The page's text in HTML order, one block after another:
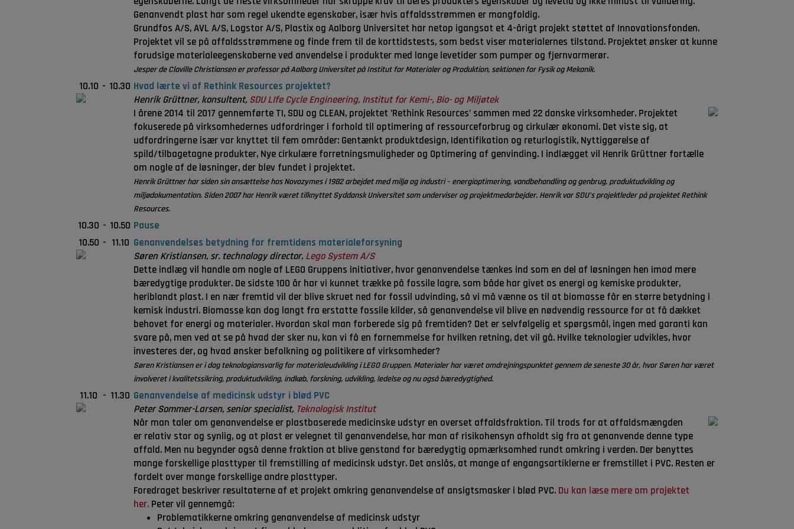
Genanvendt plast har som regel ukendte egenskaber, især hvis affaldsstrømmen er mangfoldig.
Grundfos A/S, AVL A/S, Logstor A/S, Plastix og Aalborg Universitet har netop igangsat et 4-årigt projekt støttet af Innovationsfonden.
Projektet vil se på affaldsstrømmene og finde frem til de korttidstests, som bedst viser materialernes tilstand. Projektet ønsker at kunne
forudsige materialeegenskaberne ved anvendelse i produkter med lange levetider som pumper og fjernvarmerør.
Jesper de Claville Christiansen er professor på Aalborg Universitet på Institut for Materialer og Produktion, sektionen for Fysik og Mekanik.
10.10 - 10.30 Hvad lærte vi af Rethink Resources projektet?
Henrik Grüttner, konsultent, SDU LIfe Cycle Engineering, Institut for Kemi-, Bio- og Miljøtek
I årene 2014 til 2017 gennemførte TI, SDU og CLEAN, projektet ’Rethink Resources’ sammen med 22 danske virksomheder. Projektet
fokuserede på virksomhedernes udfordringer i forhold til optimering af ressourceforbrug og cirkulær økonomi. Det viste sig, at
udfordringerne især var knyttet til fem områder: Gentænkt produktdesign, Identifikation og returlogistik, Nyttiggørelse af
spild/tilbagetagne produkter, Nye cirkulære forretningsmuligheder og Optimering af genvinding. I indlægget vil Henrik Grüttner fortælle
om nogle af de løsninger, der blev fundet i projektet.
Henrik Grüttner har siden sin ansættelse hos Novozymes i 1982 arbejdet med miljø og industri – energioptimering, vandbehandling og genbrug, produktudvikling og
miljødokumentation. Siden 2007 har Henrik været tilknyttet Syddansk Universitet som underviser og projektmedarbejder. Henrik var SDU’s projektleder på projektet Rethink
Resources.
10.30 - 10.50 Pause
10.50 - 11.10 Genanvendelses betydning for fremtidens materialeforsyning
Søren Kristiansen, sr. technology director, Lego System A/S
Dette indlæg vil handle om nogle af LEGO Gruppens initiativer, hvor genanvendelse tænkes ind som en del af løsningen hen imod mere
bæredygtige produkter. De sidste 100 år har vi kunnet trække på fossile lagre, som både har givet os energi og kemiske produkter,
heriblandt plast. I en nær fremtid vil der blive skruet ned for fossil udvinding, så vi må vænne os til at biomasse får en større betydning i
kemisk industri. Biomasse kan dog langt fra erstatte fossile kilder, så genanvendelse vil blive en nødvendig ressource for at få dækket
behovet for energi og materialer. Hvordan skal man forberede sig på fremtiden? Det er selvfølgelig et spørgsmål, ingen med garanti kan
svare på, men ved at se på hvad der sker nu, kan vi få en fornemmelse for hvilken retning, det vil gå. Hvilke teknologier udvikles, hvor
investeres der, og hvad ønsker befolkning og politikere af virksomheder?
Søren Kristiansen er i dag teknologiansvarlig for materialeudvikling i LEGO Gruppen. Materialer har været omdrejningspunktet gennem de seneste 30 år, hvor Søren har været
involveret i kvalitetssikring, produktudvikling, indkøb, forskning, udvikling, ledelse og nu også bæredygtighed.
11.10 - 11.30 Genanvendelse af medicinsk udstyr i blød PVC
Peter Sommer-Larsen, senior specialist, Teknologisk Institut
Når man taler om genanvendelse er plastbaserede medicinske udstyr en overset affaldsfraktion. Til trods for at affaldsmængden
er relativ stor og synlig, og at plast er velegnet til genanvendelse, har man af risikohensyn afholdt sig fra at genanvende denne type
affald. Men nu begynder også denne fraktion at blive genstand for bæredygtig opmærksomhed rundt omkring i verden. Der benyttes
mange forskellige plasttyper til fremstilling af medicinsk udstyr. Det anslås, at mange af engangsartiklerne er fremstillet i PVC. Resten er
fordelt over mange forskellige andre plasttyper.
Foredraget beskriver resultaterne af et projekt omkring genanvendelse af ansigtsmasker i blød PVC. Du kan læse mere om projektet
her.Peter vil gennemgå:
Problematikkerne omkring genanvendelse af medicinsk udstyr